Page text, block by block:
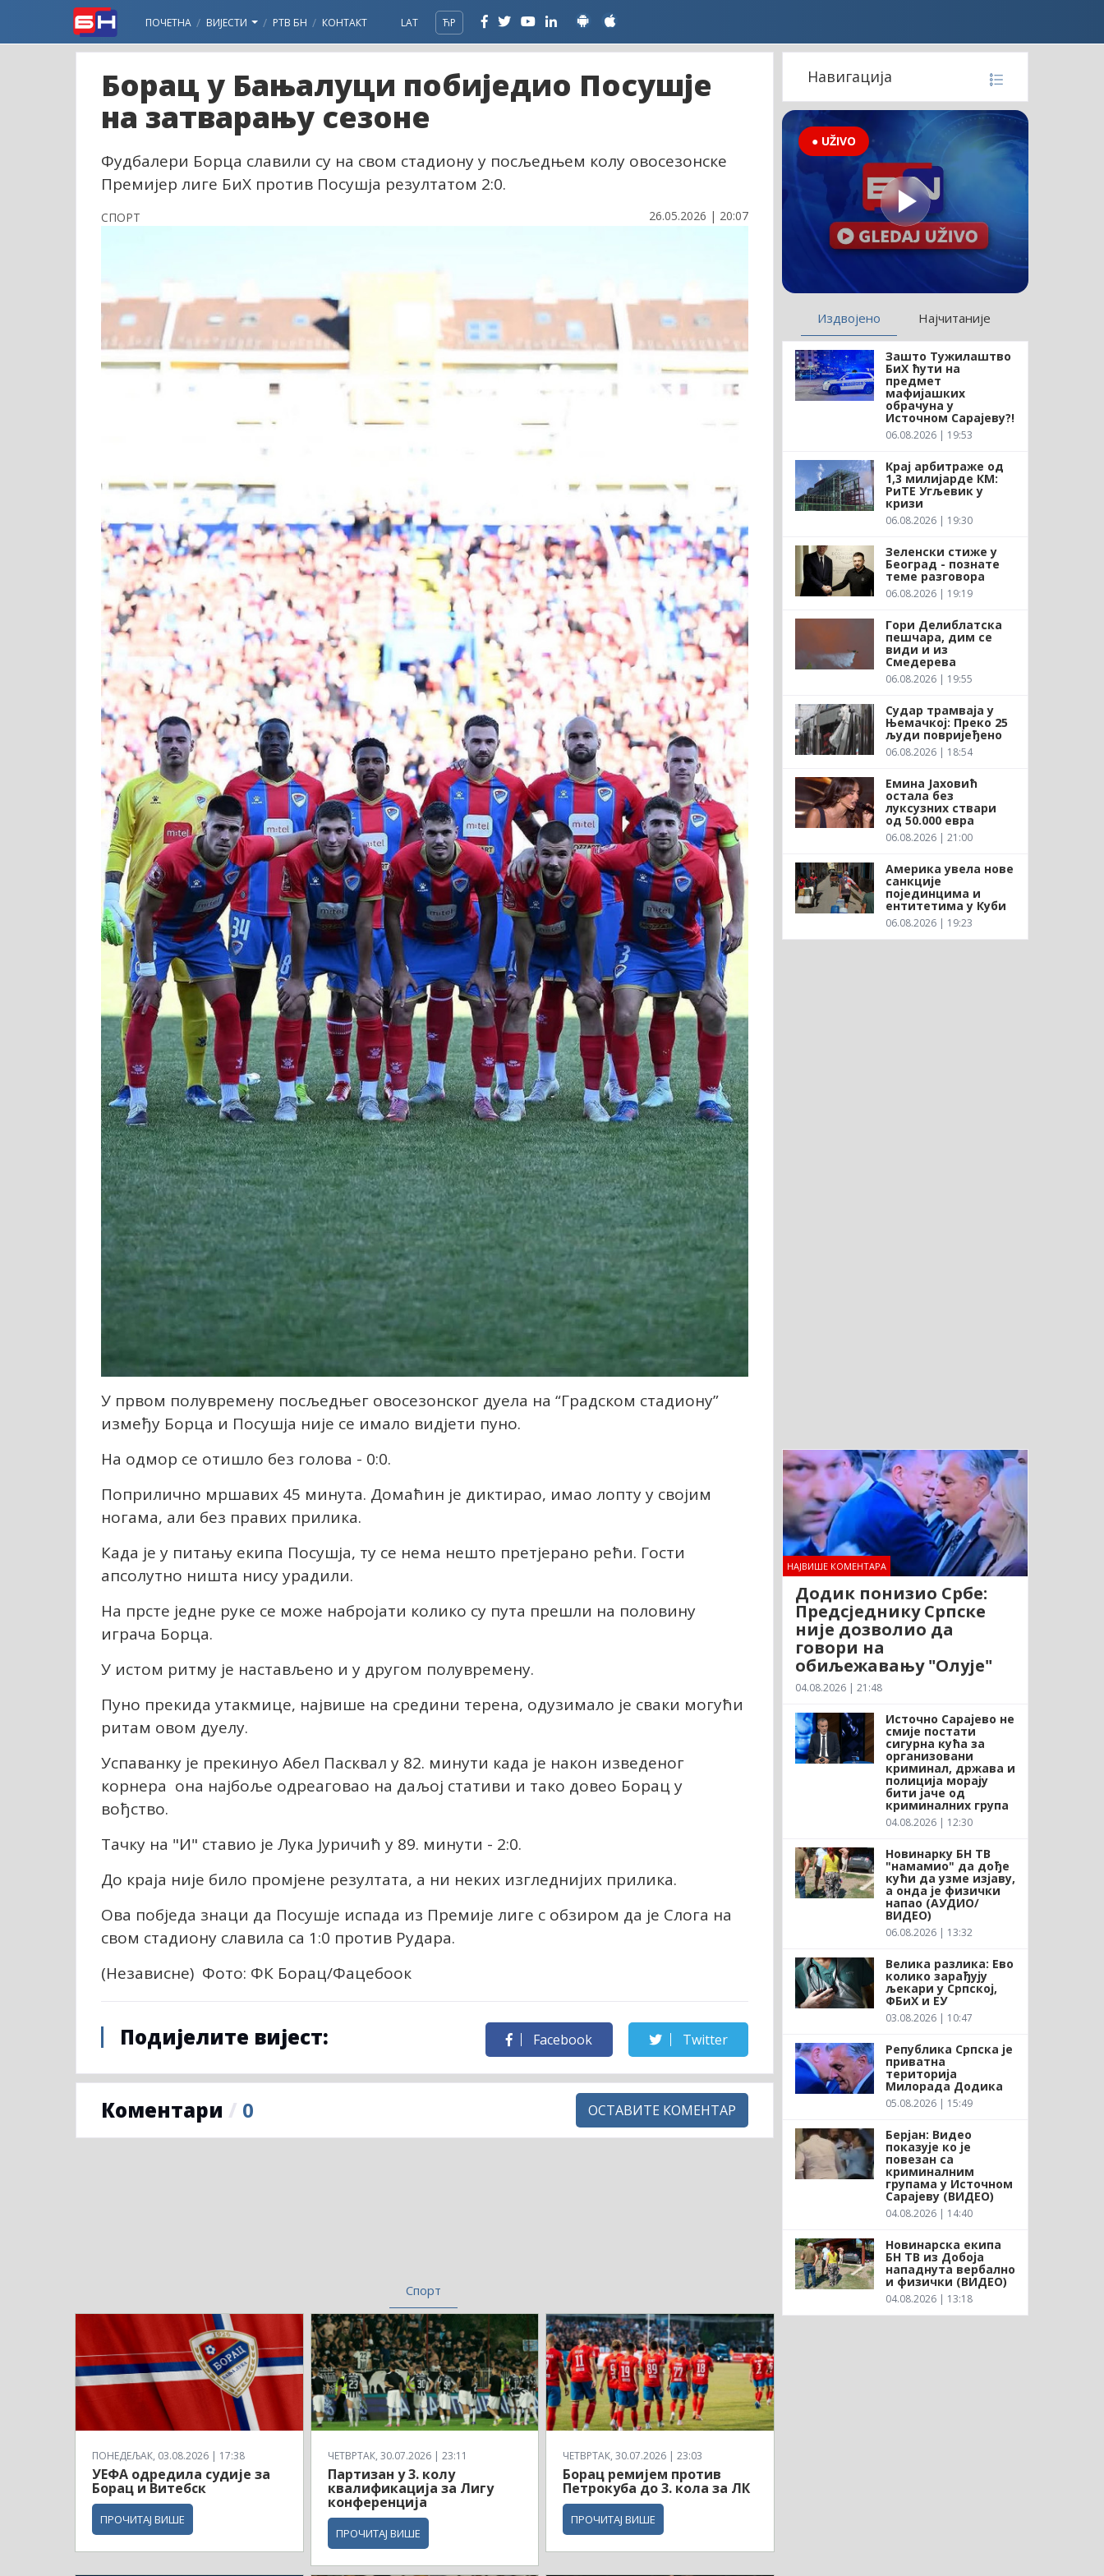
ПОЧЕТНА ВИЈЕСТИ РТВ БН КОНТАКТ LAT ЋР
Борац у Бањалуци побиједио Посушје
на затварању сезоне
Фудбалери Борца славили су на свом стадиону у посљедњем колу овосезонске
Премијер лиге БиХ против Посушја резултатом 2:0.
СПОРТ 26.05.2026 | 20:07
У првом полувремену посљедњег овосезонског дуела на “Градском стадиону”
између Борца и Посушја није се имало видјети пуно.
На одмор се отишло без голова - 0:0.
Поприлично мршавих 45 минута. Домаћин је диктирао, имао лопту у својим
ногама, али без правих прилика.
Када је у питању екипа Посушја, ту се нема нешто претјерано рећи. Гости
апсолутно ништа нису урадили.
На прсте једне руке се може набројати колико су пута прешли на половину
играча Борца.
У истом ритму је настављено и у другом полувремену.
Пуно прекида утакмице, највише на средини терена, одузимало је сваки могући
ритам овом дуелу.
Успаванку је прекинуо Абел Пасквал у 82. минути када је након изведеног
корнера она најбоље одреаговао на даљој стативи и тако довео Борац у
вођство.
Тачку на "И" ставио је Лука Јуричић у 89. минути - 2:0.
До краја није било промјене резултата, а ни неких изгледнијих прилика.
Ова побједа знаци да Посушје испада из Премије лиге с обзиром да је Слога на
свом стадиону славила са 1:0 против Рудара.
(Независне) Фото: ФК Борац/Фацебоок
Подијелите вијест: Facebook Twitter
Коментари / 0 ОСТАВИТЕ КОМЕНТАР
Спорт
ПОНЕДЕЉАК, 03.08.2026 | 17:38
УЕФА одредила судије за
Борац и Витебск
ПРОЧИТАЈ ВИШЕ
ЧЕТВРТАК, 30.07.2026 | 23:11
Партизан у 3. колу
квалификација за Лигу
конференција
ПРОЧИТАЈ ВИШЕ
ЧЕТВРТАК, 30.07.2026 | 23:03
Борац ремијем против
Петрокуба до 3. кола за ЛК
ПРОЧИТАЈ ВИШЕ
Навигација
● UŽIVO
Издвојено Најчитаније
Зашто Тужилаштво
БиХ ћути на
предмет
мафијашких
обрачуна у
Источном Сарајеву?!
06.08.2026 | 19:53
Крај арбитраже од
1,3 милијарде КМ:
РиТЕ Угљевик у
кризи
06.08.2026 | 19:30
Зеленски стиже у
Београд - познате
теме разговора
06.08.2026 | 19:19
Гори Делиблатска
пешчара, дим се
види и из
Смедерева
06.08.2026 | 19:55
Судар трамваја у
Њемачкој: Преко 25
људи повријеђено
06.08.2026 | 18:54
Емина Јаховић
остала без
луксузних ствари
од 50.000 евра
06.08.2026 | 21:00
Америка увела нове
санкције
појединцима и
ентитетима у Куби
06.08.2026 | 19:23
НАЈВИШЕ КОМЕНТАРА
Додик понизио Србе:
Предсједнику Српске
није дозволио да
говори на
обиљежавању "Олује"
04.08.2026 | 21:48
Источно Сарајево не
смије постати
сигурна кућа за
организовани
криминал, држава и
полиција морају
бити јаче од
криминалних група
04.08.2026 | 12:30
Новинарку БН ТВ
"намамио" да дође
кући да узме изјаву,
а онда је физички
напао (АУДИО/
ВИДЕО)
06.08.2026 | 13:32
Велика разлика: Ево
колико зарађују
љекари у Српској,
ФБиХ и ЕУ
03.08.2026 | 10:47
Република Српска је
приватна
територија
Милорада Додика
05.08.2026 | 15:49
Берјан: Видео
показује ко је
повезан са
криминалним
групама у Источном
Сарајеву (ВИДЕО)
04.08.2026 | 14:40
Новинарска екипа
БН ТВ из Добоја
нападнута вербално
и физички (ВИДЕО)
04.08.2026 | 13:18